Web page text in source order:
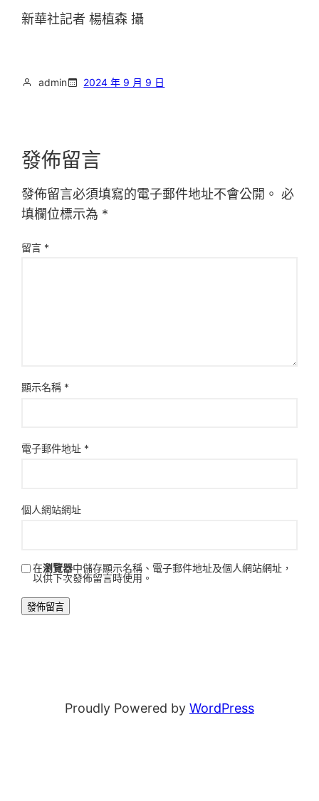
新華社記者 楊植森 攝
admin 2024 年 9 月 9 日
發佈留言
發佈留言必須填寫的電子郵件地址不會公開。 必
填欄位標示為 *
留言 *
顯示名稱 *
電子郵件地址 *
個人網站網址
在瀏覽器中儲存顯示名稱、電子郵件地址及個人網站網址，
以供下次發佈留言時使用。
Proudly Powered by WordPress